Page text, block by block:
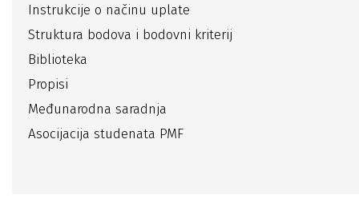
Instrukcije o načinu uplate
Struktura bodova i bodovni kriterij
Biblioteka
Propisi
Međunarodna saradnja
Asocijacija studenata PMF